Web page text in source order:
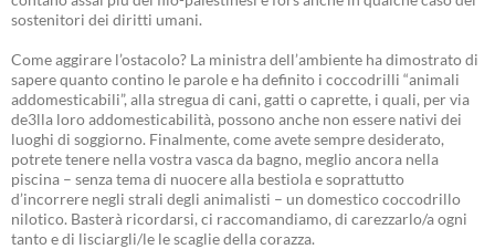
sostenitori dei diritti umani.
Come aggirare l’ostacolo? La ministra dell’ambiente ha dimostrato di
sapere quanto contino le parole e ha definito i coccodrilli “animali
addomesticabili”, alla stregua di cani, gatti o caprette, i quali, per via
de3lla loro addomesticabilità, possono anche non essere nativi dei
luoghi di soggiorno. Finalmente, come avete sempre desiderato,
potrete tenere nella vostra vasca da bagno, meglio ancora nella
piscina – senza tema di nuocere alla bestiola e soprattutto
d’incorrere negli strali degli animalisti – un domestico coccodrillo
nilotico. Basterà ricordarsi, ci raccomandiamo, di carezzarlo/a ogni
tanto e di lisciargli/le le scaglie della corazza.